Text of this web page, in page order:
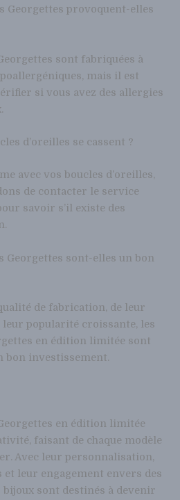
Georgettes provoquent-elles
sont fabriquées à
mais il est
si vous avez des allergies
d’oreilles se cassent ?
avec vos boucles d’oreilles,
de contacter le service
savoir s’il existe des
Georgettes sont-elles un bon
de fabrication, de leur
leur popularité croissante, les
en édition limitée sont
bon investissement.
en édition limitée
faisant de chaque modèle
Avec leur personnalisation,
leur engagement envers des
bijoux sont destinés à devenir